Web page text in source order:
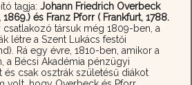
tagja:Johann Friedrich Overbeck
és Franz Pforr ( Frankfurt, 1788.
csatlakozó társuk még 1809-ben, a
létre a Szent Lukács festői
Rá egy évre, 1810-ben, amikor a
a Bécsi Akadémia pénzügyi
csak osztrák születésű diákot